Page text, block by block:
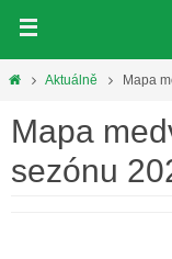
obsahHomeAktuálně Mapa
Mapa
sezónu